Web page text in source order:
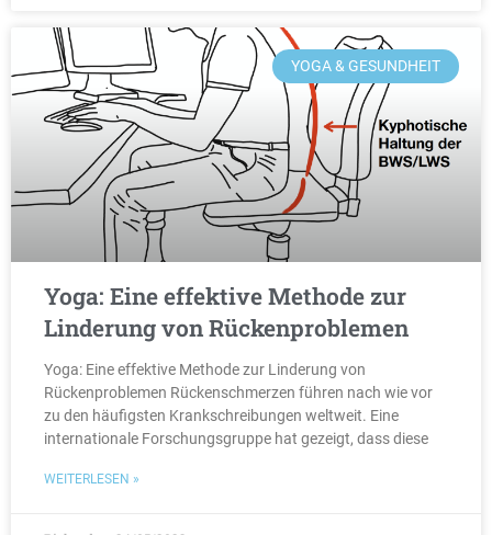
YOGA & GESUNDHEIT
Yoga: Eine effektive Methode zur
Linderung von Rückenproblemen
Yoga: Eine effektive Methode zur Linderung von
Rückenproblemen Rückenschmerzen führen nach wie vor
zu den häufigsten Krankschreibungen weltweit. Eine
internationale Forschungsgruppe hat gezeigt, dass diese
WEITERLESEN »